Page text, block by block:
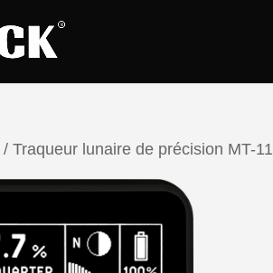
/ Traqueur lunaire de précision MT-11